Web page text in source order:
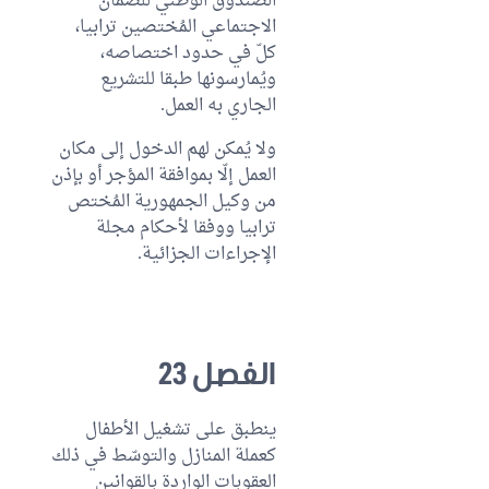
الاجتماعي المُختصين ترابيا،
كلّ في حدود اختصاصه،
ويُمارسونها طبقا للتشريع
الجاري به العمل.
ولا يُمكن لهم الدخول إلى مكان
العمل إلّا بموافقة المؤجر أو بإذن
من وكيل الجمهورية المُختص
ترابيا ووفقا لأحكام مجلة
الإجراءات الجزائية.
الفصل 23
ينطبق على تشغيل الأطفال
كعملة المنازل والتوسّط في ذلك
العقوبات الواردة بالقوانين